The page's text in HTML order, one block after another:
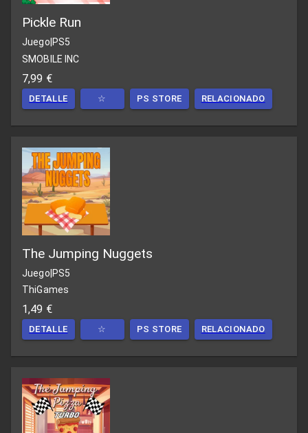
Pickle Run
Juego PS5
SMOBILE INC
7,99 €
DETALLE ☆ PS STORE RELACIONADO
The Jumping Nuggets
Juego|PS5
ThiGames
1,49 €
DETALLE ☆ PS STORE RELACIONADO